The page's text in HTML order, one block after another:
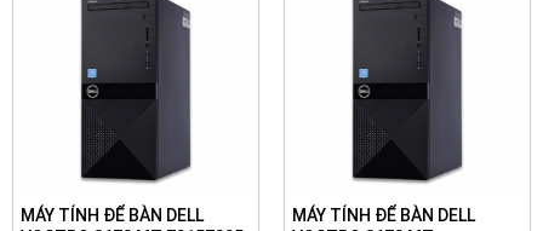
MÁY TÍNH ĐỂ BÀN DELL
MÁY TÍNH ĐỂ BÀN DELL